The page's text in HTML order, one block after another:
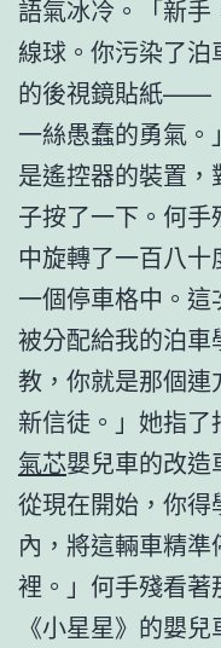
語氣冰冷。「新
線球。你污染了
的後視鏡貼紙——
一絲愚蠢的勇氣
是遙控器的裝置，
子按了一下。何
中旋轉了一百八
一個停車格中。
被分配給我的泊
教，你就是那個
新信徒。」她指
氣芯嬰兒車的改造
從現在開始，你
內，將這輛車精
裡。」何手殘看
《小星星》的嬰